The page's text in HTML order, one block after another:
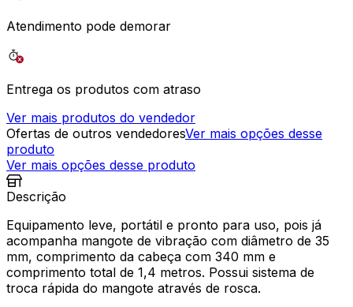
Atendimento pode demorar
Entrega os produtos com atraso
Ver mais produtos do vendedor
Ofertas de outros vendedoresVer mais opções desse
produto
Ver mais opções desse produto
Descrição
Equipamento leve, portátil e pronto para uso, pois já
acompanha mangote de vibração com diâmetro de 35
mm, comprimento da cabeça com 340 mm e
comprimento total de 1,4 metros. Possui sistema de
troca rápida do mangote através de rosca.